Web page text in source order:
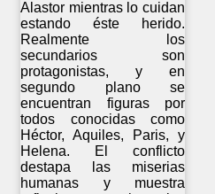
Alastor mientras lo cuidan
estando éste herido.
Realmente los
secundarios son
protagonistas, y en
segundo plano se
encuentran figuras por
todos conocidas como
Héctor, Aquiles, Paris, y
Helena. El conflicto
destapa las miserias
humanas y muestra